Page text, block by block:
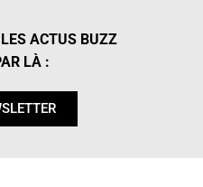
ACTUS BUZZ
LÀ :